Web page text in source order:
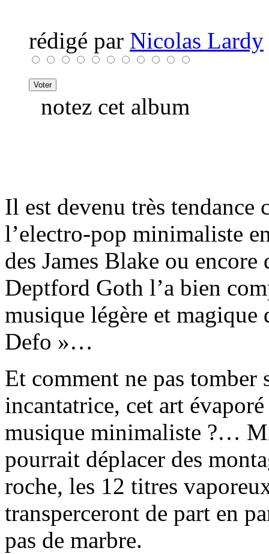
rédigé par Nicolas Lardy
notez cet album
Il est devenu très tendance
l’electro-pop minimaliste
des James Blake ou
Deptford Goth l’a bien
musique légère et
Defo »…
Et comment ne pas tomber
incantatrice, cet art
musique minimaliste ?…
pourrait déplacer des
roche, les 12 titres
transperceront de part en
pas de marbre.